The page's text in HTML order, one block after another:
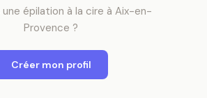
une épilation à la cire à Aix-en-
Provence ?
Créer mon profil